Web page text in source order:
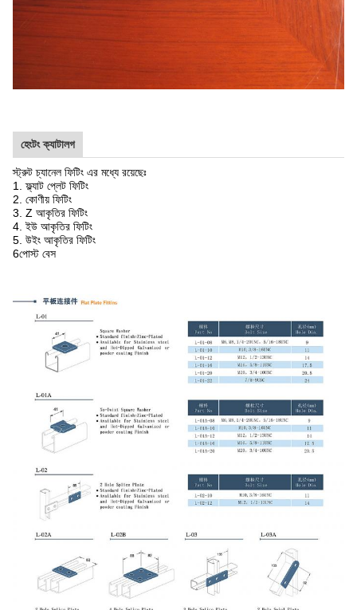
হেংটং ক্যাটালগ
স্ট্রুট চ্যানেল ফিটিং এর মধ্যে রয়েছেঃ
1. ফ্ল্যাট প্লেট ফিটিং
2. কোণীয় ফিটিং
3. Z আকৃতির ফিটিং
4. ইউ আকৃতির ফিটিং
5. উইং আকৃতির ফিটিং
6পোস্ট বেস